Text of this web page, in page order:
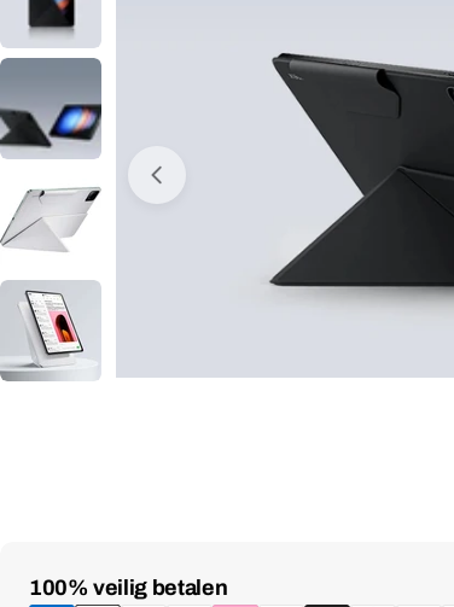
100% veilig betalen
Betaalmethoden